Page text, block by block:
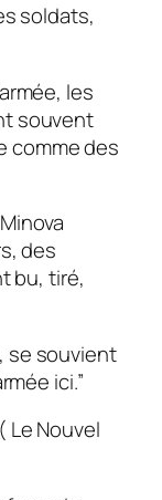
soldats,
les
souvent
comme des
des
bu, tiré,
se souvient
ici.”
Le Nouvel